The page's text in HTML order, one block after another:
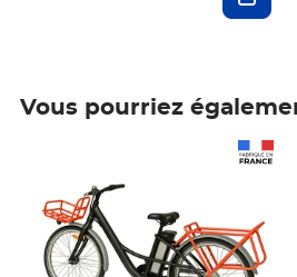
Vous pourriez